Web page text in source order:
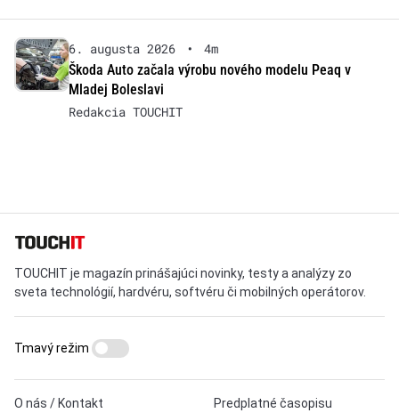
6. augusta 2026 •
4m
Škoda Auto začala výrobu nového modelu Peaq v
Mladej Boleslavi
Redakcia TOUCHIT
TOUCHIT je magazín prinášajúci novinky, testy a analýzy zo
sveta technológií, hardvéru, softvéru či mobilných operátorov.
O nás / Kontakt
Predplatné časopisu
Tmavý režim